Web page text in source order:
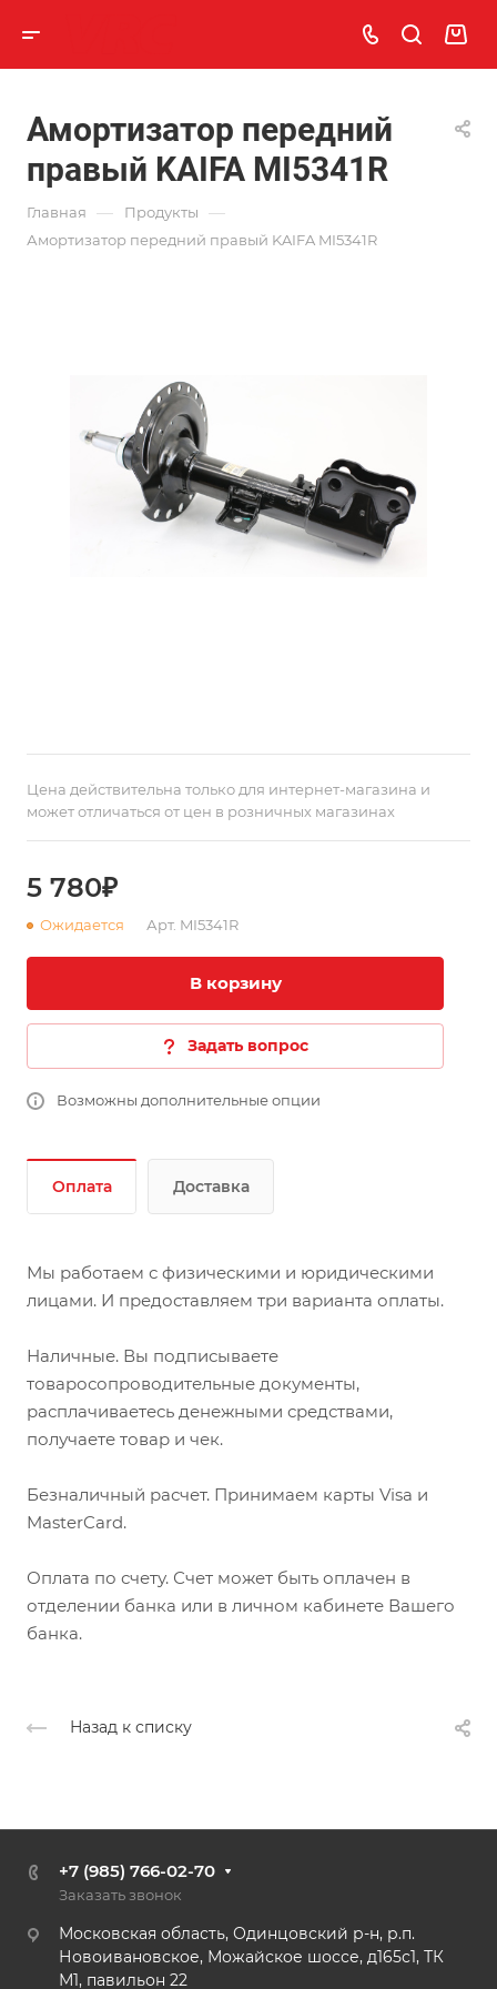
Амортизатор передний
правый KAIFA MI5341R
Главная — Продукты —
Амортизатор передний правый KAIFA MI5341R
Цена действительна только для интернет-магазина и
может отличаться от цен в розничных магазинах
5 780₽
Ожидается Арт. MI5341R
В корзину
Задать вопрос
Возможны дополнительные опции
Оплата Доставка
Мы работаем с физическими и юридическими
лицами. И предоставляем три варианта оплаты.
Наличные. Вы подписываете
товаросопроводительные документы,
расплачиваетесь денежными средствами,
получаете товар и чек.
Безналичный расчет. Принимаем карты Visa и
MasterCard.
Оплата по счету. Счет может быть оплачен в
отделении банка или в личном кабинете Вашего
банка.
Назад к списку
+7 (985) 766-02-70
Заказать звонок
Московская область, Одинцовский р-н, р.п.
Новоивановское, Можайское шоссе, д165с1, ТК
М1, павильон 22